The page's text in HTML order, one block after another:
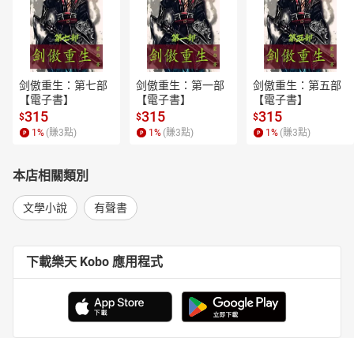
剑傲重生：第七部
【電子書】
$315
1 % (賺3點)
剑傲重生：第一部
【電子書】
$315
1 % (賺3點)
剑傲重生：第五部
【電子書】
$315
1 % (賺3點)
本店相關類別
文學小說 有聲書
下載樂天 Kobo 應用程式